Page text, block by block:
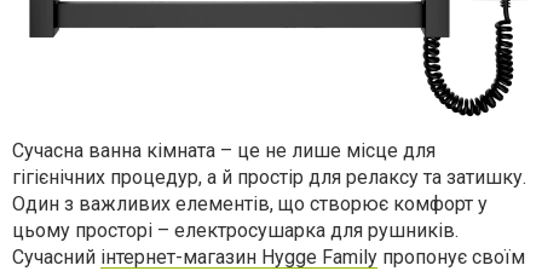
Сучасна ванна кімната – це не лише місце для
гігієнічних процедур, а й простір для релаксу та затишку.
Один з важливих елементів, що створює комфорт у
цьому просторі – електросушарка для рушників.
Сучасний інтернет-магазин Hygge Family пропонує своїм